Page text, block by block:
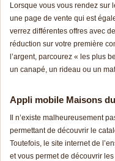
Lorsque vous vous rendez sur
une page de vente qui est
verrez différentes offres avec
réduction sur votre première
l’argent, parcourez « les plus
un canapé, un rideau ou un
Appli mobile Maisons
Il n’existe malheureusement
permettant de découvrir le
Toutefois, le site internet de
et vous permet de découvrir